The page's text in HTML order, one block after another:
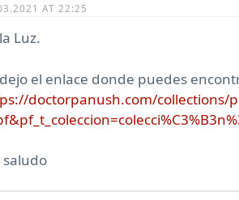
AT 22:25
Luz.
el enlace donde puedes
doctorpanush.com/collections/
saludo